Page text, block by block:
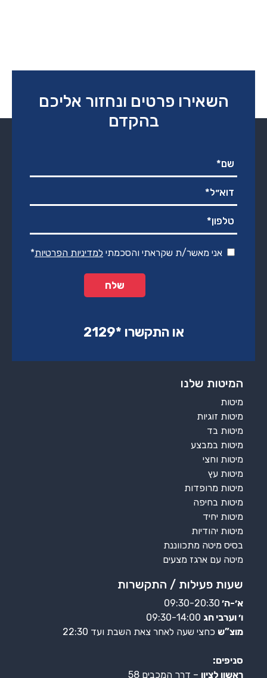
השאירו פרטים ונחזור אליכם
בהקדם
אני מאשר/ת שקראתי והסכמתי למדיניות הפרטיות*
או התקשרו ‏*2129‏
המיטות שלנו
מיטות
מיטות זוגיות
מיטות בד
מיטות במבצע
מיטות וחצי
מיטות עץ
מיטות מרופדות
מיטות בחיפה
מיטות יחיד
מיטות יהודיות
בסיס מיטה מתכווננת
מיטה עם ארגז מצעים
שעות פעילות / התקשרות
א׳-ה׳ 09:30-20:30
ו׳ וערבי חג
מוצ”ש כחצי שעה לאחר צאת השבת ועד 22:30
סניפים:
ראשון לציון – דרך המכבים 58